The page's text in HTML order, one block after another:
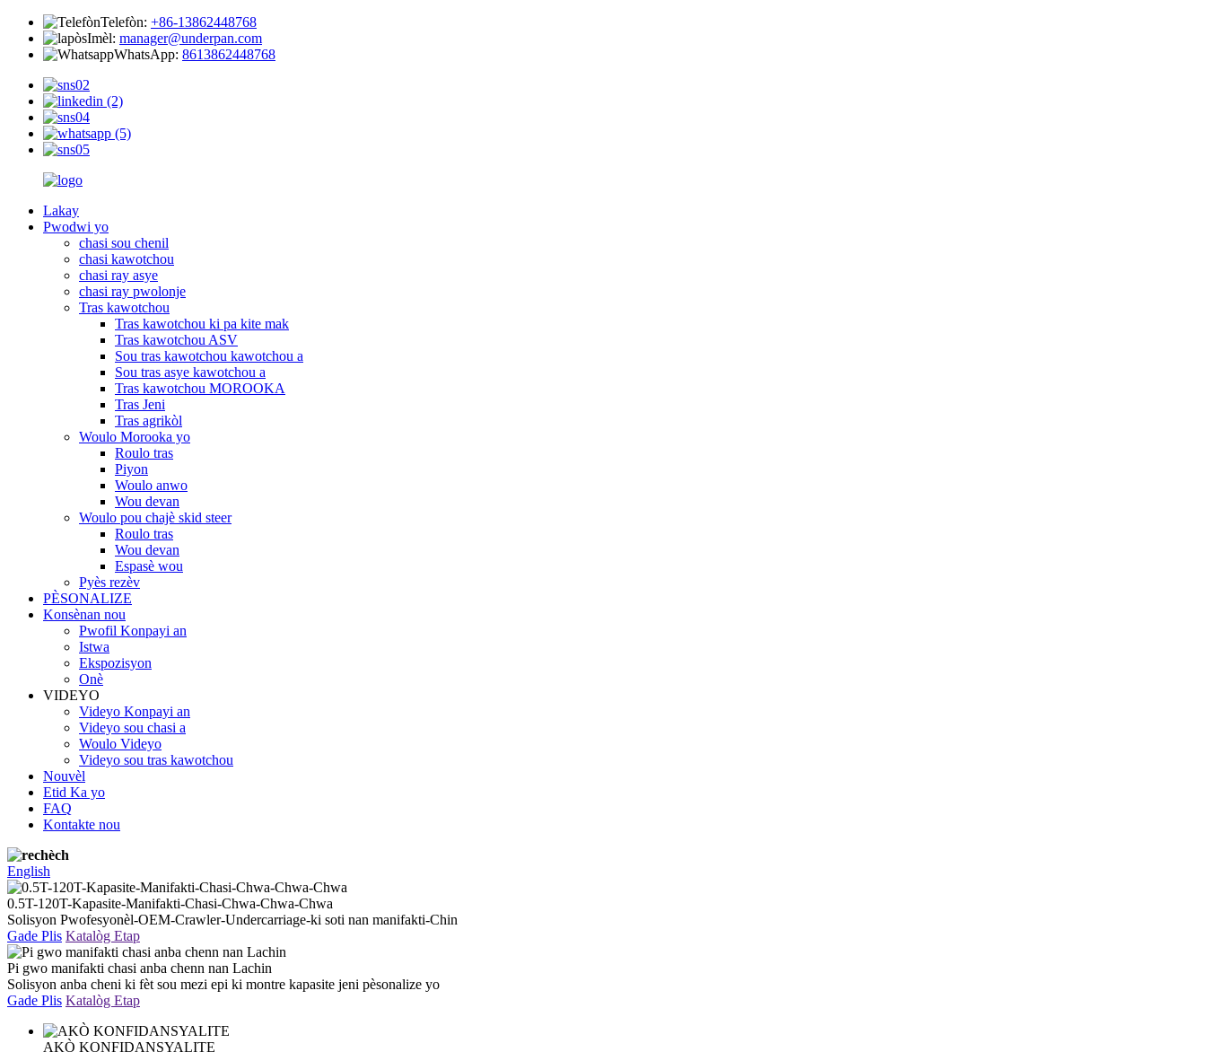
Telefòn: +86-13862448768
Imèl: manager@underpan.com
WhatsApp: 8613862448768
Lakay
Pwodwi yo
chasi sou chenil
chasi kawotchou
chasi ray asye
chasi ray pwolonje
Tras kawotchou
Tras kawotchou ki pa kite mak
Tras kawotchou ASV
Sou tras kawotchou kawotchou a
Sou tras asye kawotchou a
Tras kawotchou MOROOKA
Tras Jeni
Tras agrikòl
Woulo Morooka yo
Roulo tras
Piyon
Woulo anwo
Wou devan
Woulo pou chajè skid steer
Roulo tras
Wou devan
Espasè wou
Pyès rezèv
PÈSONALIZE
Konsènan nou
Pwofil Konpayi an
Istwa
Ekspozisyon
Onè
VIDEYO
Videyo Konpayi an
Videyo sou chasi a
Woulo Videyo
Videyo sou tras kawotchou
Nouvèl
Etid Ka yo
FAQ
Kontakte nou
English
0.5T-120T-Kapasite-Manifakti-Chasi-Chwa-Chwa-Chwa
Solisyon Pwofesyonèl-OEM-Crawler-Undercarriage-ki soti nan manifakti-Chin
Gade Plis Katalòg Etap
Pi gwo manifakti chasi anba chenn nan Lachin
Solisyon anba cheni ki fèt sou mezi epi ki montre kapasite jeni pèsonalize yo
Gade Plis Katalòg Etap
AKÒ KONFIDANSYALITE